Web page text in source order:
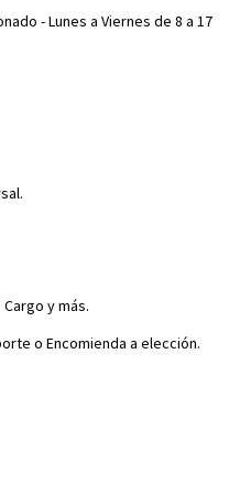
- Lunes a Viernes de 8 a 17
y más.
o Encomienda a elección.